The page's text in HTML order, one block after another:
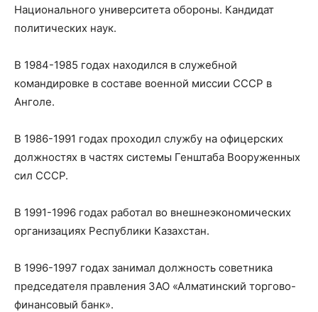
Национального университета обороны. Кандидат
политических наук.
В 1984-1985 годах находился в служебной
командировке в составе военной миссии СССР в
Анголе.
В 1986-1991 годах проходил службу на офицерских
должностях в частях системы Генштаба Вооруженных
сил СССР.
В 1991-1996 годах работал во внешнеэкономических
организациях Республики Казахстан.
В 1996-1997 годах занимал должность советника
председателя правления ЗАО «Алматинский торгово-
финансовый банк».